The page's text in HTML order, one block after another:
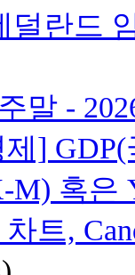
덜란드
말 -
]
M) 혹은
트,